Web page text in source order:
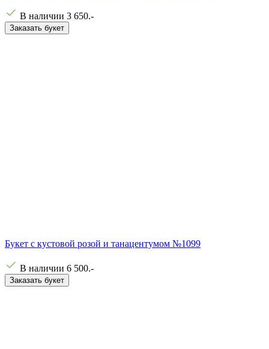
В наличии 3 650.-
Заказать букет
Букет с кустовой розой и танацентумом №1099
В наличии 6 500.-
Заказать букет